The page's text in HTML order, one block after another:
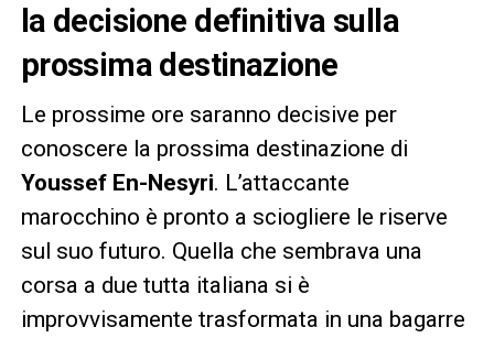
la decisione definitiva sulla
prossima destinazione
Le prossime ore saranno decisive per
conoscere la prossima destinazione di
Youssef En-Nesyri. L’attaccante
marocchino è pronto a sciogliere le riserve
sul suo futuro. Quella che sembrava una
corsa a due tutta italiana si è
improvvisamente trasformata in una bagarre